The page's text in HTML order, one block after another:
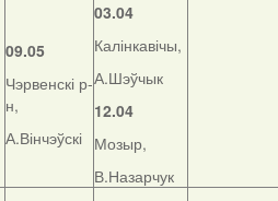
09.05
Чэрвенскі р-
н,
А.Вінчэўскі
03.04
Калінкавічы,
А.Шэўчык
12.04
Мозыр,
В.Назарчук